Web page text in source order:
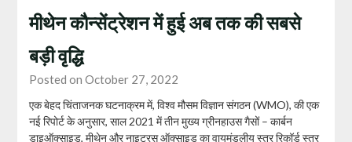
मीथेन कौन्सेंट्रेशन में हुई अब तक की सबसे
बड़ी वृद्धि
Posted on October 27, 2022
एक बेहद चिंताजनक घटनाक्रम में, विश्व मौसम विज्ञान संगठन (WMO), की एक
नई रिपोर्ट के अनुसार, साल 2021 में तीन मुख्य ग्रीनहाउस गैसों – कार्बन
डाइऑक्साइड, मीथेन और नाइट्रस ऑक्साइड का वायुमंडलीय स्तर रिकॉर्ड स्तर